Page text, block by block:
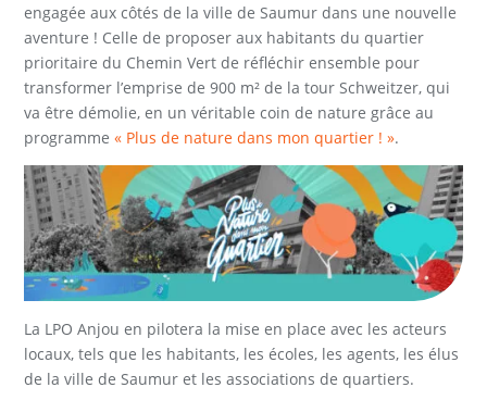
engagée aux côtés de la ville de Saumur dans une nouvelle
aventure ! Celle de proposer aux habitants du quartier
prioritaire du Chemin Vert de réﬂéchir ensemble pour
transformer l’emprise de 900 m² de la tour Schweitzer, qui
va être démolie, en un véritable coin de nature grâce au
programme« Plus de nature dans mon quartier ! ».
La LPO Anjou en pilotera la mise en place avec les acteurs
locaux, tels que les habitants, les écoles, les agents, les élus
de la ville de Saumur et les associations de quartiers.